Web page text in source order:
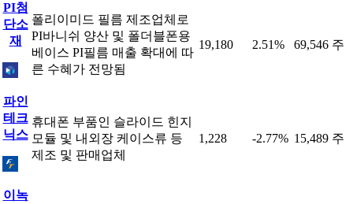
PI첨
단소
재
폴리이미드 필름 제조업체로
PI바니쉬 양산 및 폴더블폰용
베이스 PI필름 매출 확대에 따
른 수혜가 전망됨
19,180 2.51% 69,546 주
파인
테크
닉스
휴대폰 부품인 슬라이드 힌지
모듈 및 내외장 케이스류 등
제조 및 판매업체
1,228 -2.77% 15,489 주
이녹